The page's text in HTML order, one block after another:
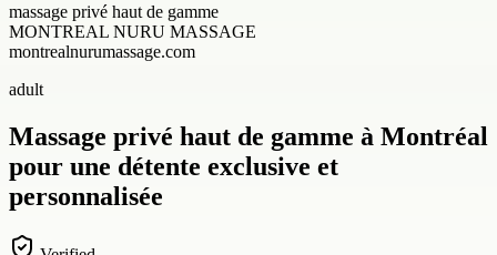
massage privé haut de gamme
MONTREAL NURU MASSAGE
montrealnurumassage.com
adult
Massage privé haut de gamme à Montréal
pour une détente exclusive et
personnalisée